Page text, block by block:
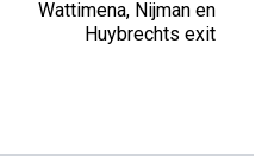
Wattimena, Nijman en
Huybrechts exit